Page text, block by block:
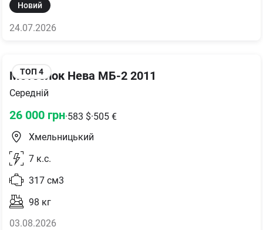
Новий
24.07.2026
ТОП 4
Мотоблок Нева МБ-2 2011
Середній
26 000 грн·583 $·505 €
Хмельницький
7 к.с.
317 см3
98 кг
03.08.2026